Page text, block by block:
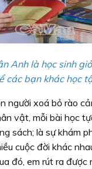
Anh là học sinh
các bạn khác học
người xoá bỏ rào
vật, mỗi bài học
sách; là sự khám
cuộc đời khác
đó, em rút ra được